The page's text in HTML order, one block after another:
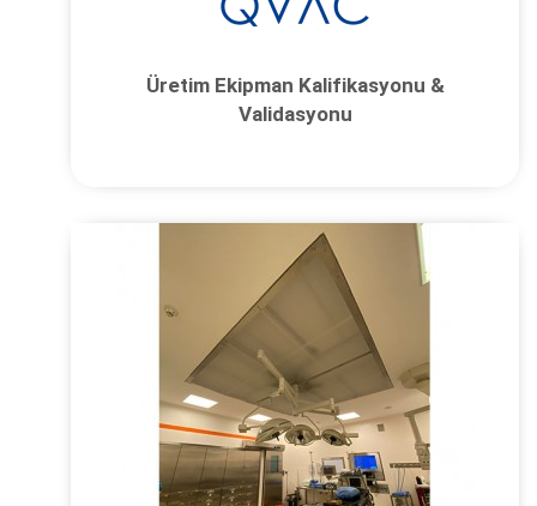
Üretim Ekipman Kalifikasyonu &
Validasyonu